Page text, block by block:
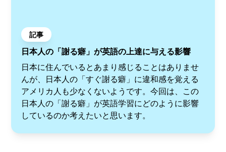
記事
日本人の「謝る癖」が英語の上達に与える影響
日本に住んでいるとあまり感じることはありませ
んが、日本人の「すぐ謝る癖」に違和感を覚える
アメリカ人も少なくないようです。今回は、この
日本人の「謝る癖」が英語学習にどのように影響
しているのか考えたいと思います。